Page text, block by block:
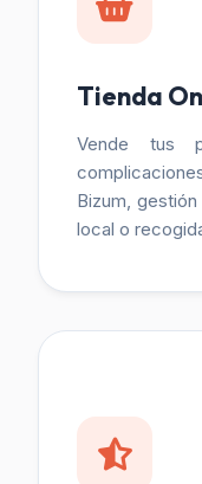
Tienda
Vende tus
Bizum,
local o